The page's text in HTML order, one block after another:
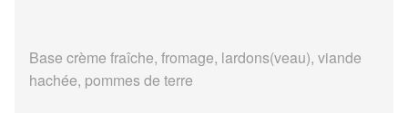
Base crème fraîche, fromage, lardons(veau), viande
hachée, pommes de terre